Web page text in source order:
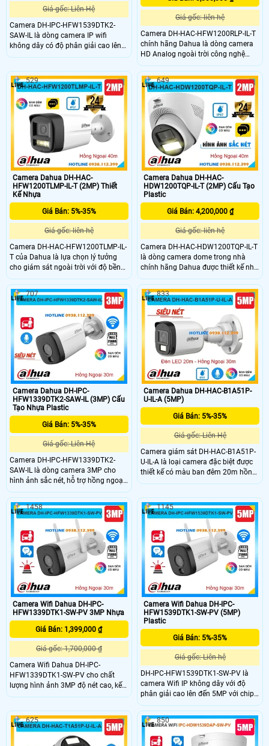
Giá gốc: Liên Hệ
Camera DH-IPC-HFW1539DTK2-
SAW-IL là dòng camera IP wifi
không dây có độ phân giải cao lên
đến 5 Megapixel, cho hình ảnh sắc
kèm ánh sáng trắng, giúp ghi hình
có màu vào ban đêm. Ngoài ra,
camera còn tích hợp mic, khả năng
phát hiện người và phương tiện, khe
thẻ nhớ hỗ trợ đến 256GB, chuẩn
chống nước IP67, phù hợp lắp đặt
ngoài trời giá rẻ.
Giá gốc: liên hệ
Camera DH-HAC-HFW1200RLP-IL-T
chính hãng Dahua là dòng camera
HD Analog ngoài trời công nghệ
mới với khả năng ghi hình sắc nét.
Camera tích hợp micro và loa cho
âm thanh to rõ đàm thoại 2 chiều
tiện lợi với công nghệ ánh sáng kép
(hồng ngoại + LED ấm) tầm nhìn lên
đến 30m cùng chuẩn chống nước
IP67 và chống nhiễu 3DNR, camera
hoạt động bền bỉ trong mọi điều
kiện thời tiết.
Camera Dahua DH-HAC-
HFW1200TLMP-IL-T (2MP) Thiết
Kế Nhựa
Giá Bán: 5%-35%
Giá gốc: liên hệ
Camera DH-HAC-HFW1200TLMP-IL-
T của Dahua là lựa chọn lý tưởng
cho giám sát ngoài trời với độ bền
cao và hình ảnh sắc nét. Camera
tích hợp micro và loa hỗ trợ đàm
thoại hai chiều rõ ràng, thuận tiện
cho việc quan sát và giao tiếp từ xa.
Nhờ công nghệ ánh sáng kép kết
hợp hồng ngoại và LED ấm tầm
nhìn lên đến 40m cả ngày lẫn đêm,
cùng khả năng chống nước IP67 và
chống nhiễu 3DNR vượt trội.
529
Camera Dahua DH-HAC-
HDW1200TQP-IL-T (2MP) Cấu Tạo
Plastic
Giá Bán: 4,200,000 ₫
Giá gốc: liên hệ
Camera DH-HAC-HDW1200TQP-IL-T
là dòng camera dome trong nhà
chính hãng Dahua được thiết kế nhỏ
gọn với công nghệ HD Analog mới.
Camera tích hợp micro và loa cho
khả năng đàm thoại hai chiều âm
thanh to và trung thực được trang bị
công nghệ ánh sáng kép hồng
ngoại giúp quan sát ban đêm rõ
ràng lên đến 40m, cùng tính năng
chống nhiễu 3DNR và chuẩn chống
nước IP67 bền bỉ.
649
Camera Dahua DH-IPC-
HFW1339DTK2-SAW-IL (3MP) Cấu
Tạo Nhựa Plastic
Giá Bán: 5%-35%
Giá gốc: Liên Hệ
Camera DH-IPC-HFW1339DTK2-
SAW-IL là dòng camera 3MP cho
hình ảnh sắc nét, hỗ trợ hồng ngoại
30m và ánh sáng trắng giúp quan
sát ban đêm có màu. Camera có
khả năng phát hiện con người,
phương tiện, tích hợp mic thu âm và
hỗ trợ thẻ nhớ lên đến 256GB. Với
chuẩn chống nước IP67, camera
đảm bảo hoạt động bền bỉ trong
mọi điều kiện thời tiết.
707
Camera Dahua DH-HAC-B1A51P-
U-IL-A (5MP)
Giá Bán: 5%-35%
Giá gốc: Liên Hệ
Camera giám sát DH-HAC-B1A51P-
U-IL-A là loại camera đặc biệt được
thiết kế có màu ban đêm 20m hồng
ngoại 30m, hình ảnh sắc nét độ
có khả năng chống ngược sáng
DWDR, hình ảnh rõ nét. Sử dụng
cảm biến CMOS hoặc công nghệ
AHD CVI TVI BCS, chuẩn IP67 phù
hợp lắp đặt ngoài trời hiệu quả.
833
Camera Wifi Dahua DH-IPC-
HFW1339DTK1-SW-PV 3MP Nhựa
Giá Bán: 1,399,000 ₫
Giá gốc: 1,700,000 ₫
Camera Wifi Dahua DH-IPC-
HFW1339DTK1-SW-PV cho chất
lượng hình ảnh 3MP độ nét cao, kết
nối wifi nhanh chóng, sử dụng đèn
Ngoài ra, camera còn mang đến các
tính năng nổi trội như phát hiện
người, phát hiện chuyển động SMD
1458
Camera Wifi Dahua DH-IPC-
HFW1539DTK1-SW-PV (5MP)
Plastic
Giá Bán: 5%-35%
Giá gốc: Liên hệ
DH-IPC-HFW1539DTK1-SW-PV là
camera Wifi IP không dây với độ
phân giải cao lên đến 5MP với chip
CMOS cho hình ảnh nhiều màu sắc,
hỗ trợ xem ban đêm Full Color trong
khoảng cách lên đến 30m. Camera
tích hợp nhiều công nghệ thông
1145
625 850